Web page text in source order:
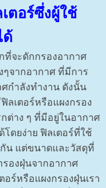
งผู้ใช้
ด้
ที่จะดักกรองอากาศ
ๆจากอากาศ ที่มีการ
กำลังทำงาน ดังนั้น
ลเตอร์หรือแผงกรอง
ต่าง ๆ ที่มีอยู่ในอากาศ
โดยง่าย ฟิลเตอร์ที่ใช้
น แต่ขนาดและวัสดุที่
องฝุ่นจากอากาศ
ร์หรือแผงกรองฝุ่นเรา